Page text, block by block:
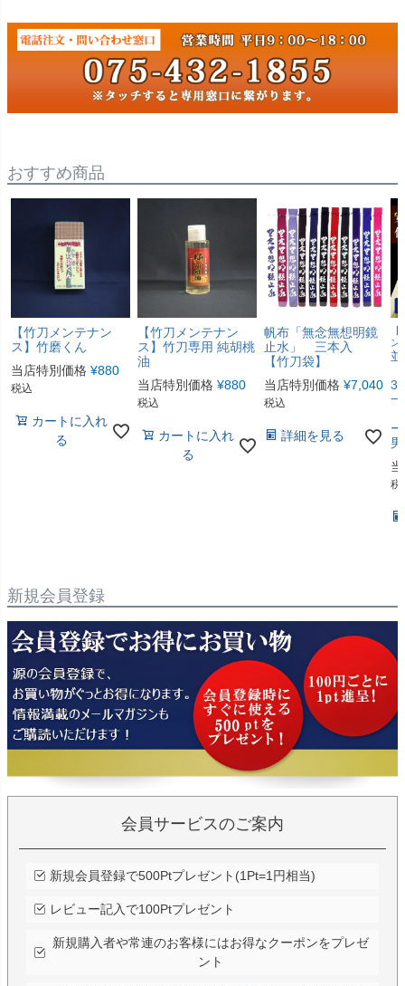
おすすめ商品
【竹刀メンテナン
ス】竹磨くん
当店特別価格 ¥880
税込
カートに入れ
る
【竹刀メンテナン
ス】竹刀専用 純胡桃
油
当店特別価格 ¥880
税込
カートに入れ
る
帆布「無念無想明鏡
止水」 三本入
【竹刀袋】
当店特別価格 ¥7,040
税込
詳細を見る
ン
税
新規会員登録
会員サービスのご案内
新規会員登録で500Ptプレゼント(1Pt=1円相当)
レビュー記入で100Ptプレゼント
新規購入者や常連のお客様にはお得なクーポンをプレゼ
ント